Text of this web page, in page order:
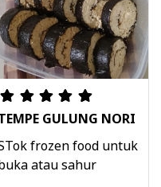
GULUNG NORI
frozen food untuk
atau sahur